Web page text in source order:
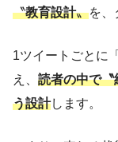
〝教育設計〟を、
1ツイートごとに
え、 読者の中で〝
う設計します。